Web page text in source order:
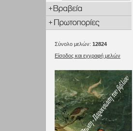
Σύνολο μελών: 12824
Είσοδος και εγγραφή μελών